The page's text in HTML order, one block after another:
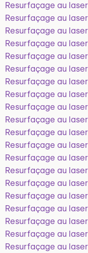
Resurfaçage au
Resurfaçage au
Resurfaçage au
Resurfaçage au laser
Resurfaçage au laser
Resurfaçage au laser
Resurfaçage au laser
Resurfaçage au
Resurfaçage au
Resurfaçage au
Resurfaçage au
Resurfaçage au
Resurfaçage au
Resurfaçage au
Resurfaçage au
Resurfaçage au
Resurfaçage au
Resurfaçage au
Resurfaçage au
Resurfaçage au